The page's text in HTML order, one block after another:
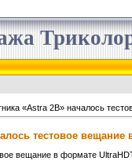
«Astra 2B» началось
тестовое вещание
вещание в формате